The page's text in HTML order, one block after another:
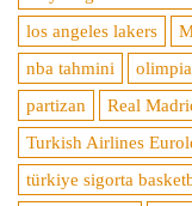
los angeles lakers
nba tahmini
partizan
Real
Turkish Airlines
türkiye sigorta